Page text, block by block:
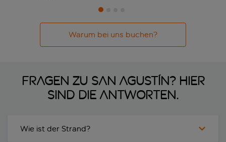
Warum bei uns buchen?
Fragen zu San Agustín? Hier
sind die Antworten.
Wie ist der Strand?